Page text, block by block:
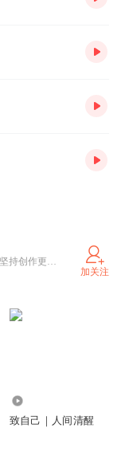
希望大家多多支持，记得订阅加关注哦！坚持创作更好的作品，呈现给大家！
加关注
致自己｜人间清醒